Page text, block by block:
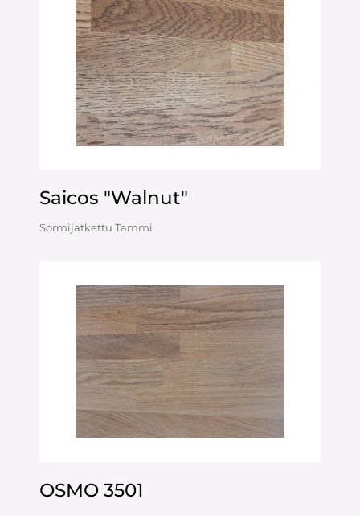
Saicos "Walnut"
Sormijatkettu Tammi
OSMO 3501